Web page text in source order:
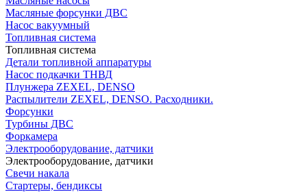
Масляные форсунки ДВС
Насос вакуумный
Топливная система
Топливная система
Детали топливной аппаратуры
Насос подкачки ТНВД
Плунжера ZEXEL, DENSO
Распылители ZEXEL, DENSO. Расходники.
Форсунки
Турбины ДВС
Форкамера
Электрооборудование, датчики
Электрооборудование, датчики
Свечи накала
Стартеры, бендиксы